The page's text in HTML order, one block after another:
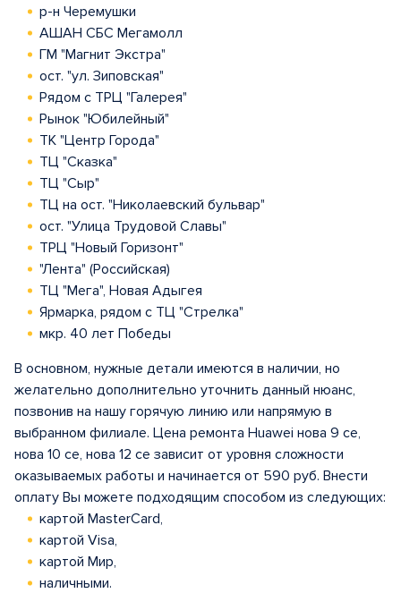
р-н Черемушки
АШАН СБС Мегамолл
ГМ "Магнит Экстра"
ост. "ул. Зиповская"
Рядом с ТРЦ "Галерея"
Рынок "Юбилейный"
ТК "Центр Города"
ТЦ "Сказка"
ТЦ "Сыр"
ТЦ на ост. "Николаевский бульвар"
ост. "Улица Трудовой Славы"
ТРЦ "Новый Горизонт"
"Лента" (Российская)
ТЦ "Мега", Новая Адыгея
Ярмарка, рядом с ТЦ "Стрелка"
мкр. 40 лет Победы
В основном, нужные детали имеются в наличии, но
желательно дополнительно уточнить данный нюанс,
позвонив на нашу горячую линию или напрямую в
выбранном филиале. Цена ремонта Huawei нова 9 се,
нова 10 се, нова 12 се зависит от уровня сложности
оказываемых работы и начинается от 590 руб. Внести
оплату Вы можете подходящим способом из следующих:
картой MasterCard,
картой Visa,
картой Мир,
наличными.